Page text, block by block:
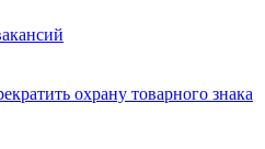
охрану товарного знака